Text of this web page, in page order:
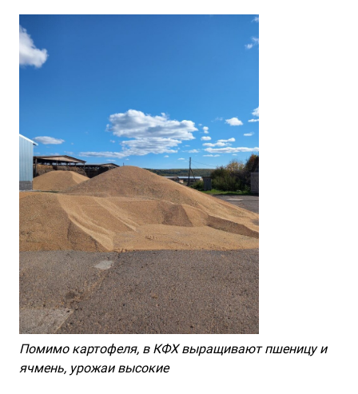
Помимо картофеля, в КФХ выращивают пшеницу и
ячмень, урожаи высокие